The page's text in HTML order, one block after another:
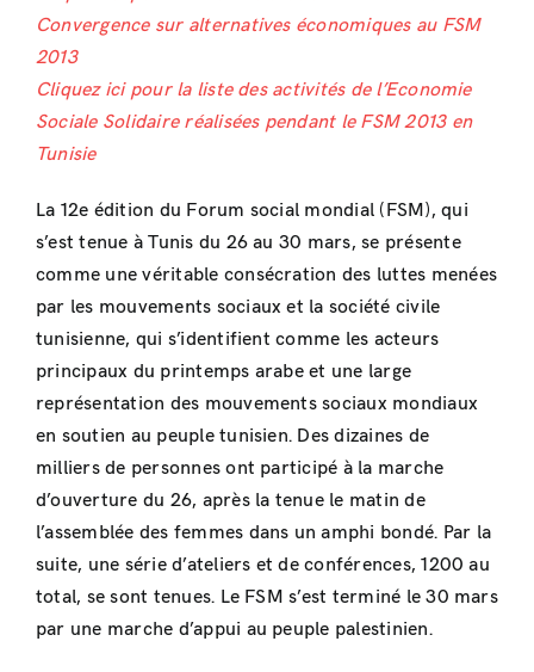
Convergence sur alternatives économiques au FSM
2013
Cliquez ici pour la liste des activités de l’Economie
Sociale Solidaire réalisées pendant le FSM 2013 en
Tunisie
La 12e édition du Forum social mondial (FSM), qui
s’est tenue à Tunis du 26 au 30 mars, se présente
comme une véritable consécration des luttes menées
par les mouvements sociaux et la société civile
tunisienne, qui s’identifient comme les acteurs
principaux du printemps arabe et une large
représentation des mouvements sociaux mondiaux
en soutien au peuple tunisien. Des dizaines de
milliers de personnes ont participé à la marche
d’ouverture du 26, après la tenue le matin de
l’assemblée des femmes dans un amphi bondé. Par la
suite, une série d’ateliers et de conférences, 1200 au
total, se sont tenues. Le FSM s’est terminé le 30 mars
par une marche d’appui au peuple palestinien.